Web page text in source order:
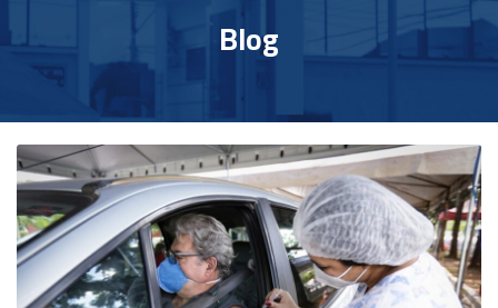
Blog